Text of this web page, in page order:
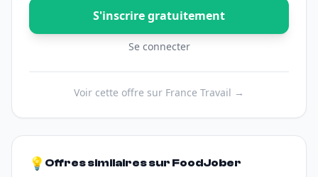
S'inscrire gratuitement
Se connecter
Voir cette offre sur France Travail →
💡 Offres similaires sur FoodJober